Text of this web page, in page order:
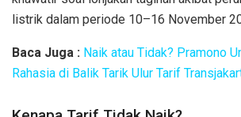
listrik dalam periode 10–16 November
Baca Juga : Naik atau Tidak? Pramono
Rahasia di Balik Tarik Ulur Tarif